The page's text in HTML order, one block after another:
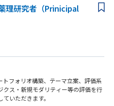
的な見直し
事業者の評価および管理
討・整備（ISO27017に準拠した統
策定・推進
部門と協働しセキュリティ対応などの
との整合性確認
モニタリング
び進捗の報告
IT企画のみに業務範囲を限定せず、I
を持って取り組める方を想定してい
データ分析等を通した、現行業務プ
情報の可視化
断などの課題整理
題認識の把握と、その本質、根本原
省力化、自動化、デジタル化等）を推
が重視される業務システムに関わっ
えられる方
ステム化するのではなく、実際の業
発生しているのか」「本来どのよう
る方を求めています。
理研究者（Prinicipal
フォリオ構築、テーマ立案、評価系
ス・新規モダリティー等の評価を行
いただきます。